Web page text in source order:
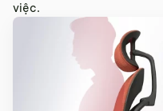
việc.